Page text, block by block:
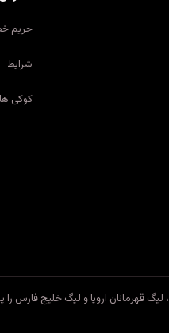
حریم
شرایط
کوکی ها
سایت پیش بینی یک منبع مستقل فرم پیش بینی فوتبال است. ما بازی های روزانه، ضرایب و پیش بینی های پریمیر لیگ، لالیگا، سوپرلیگ، بوندس لیگا، سری آ، لیگ ۱، لیگ